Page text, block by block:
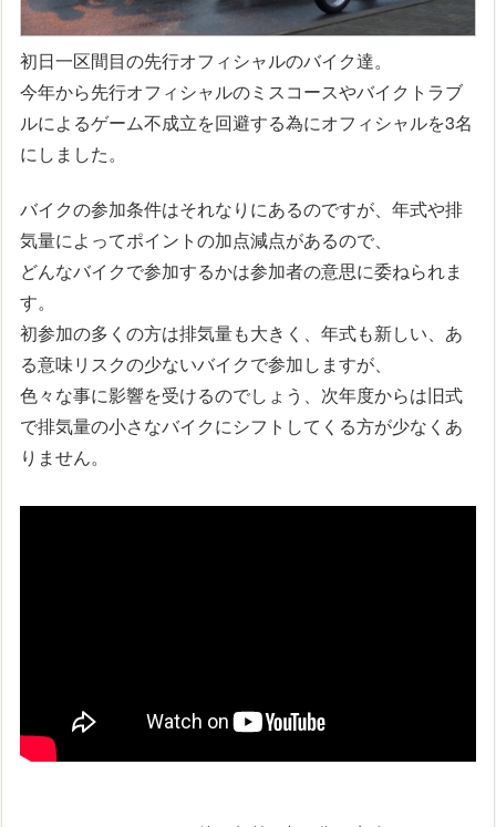
初日一区間目の先行オフィシャルのバイク達。
今年から先行オフィシャルのミスコースやバイクトラブ
ルによるゲーム不成立を回避する為にオフィシャルを3名
にしました。
バイクの参加条件はそれなりにあるのですが、年式や排
気量によってポイントの加点減点があるので、
どんなバイクで参加するかは参加者の意思に委ねられま
す。
初参加の多くの方は排気量も大きく、年式も新しい、あ
る意味リスクの少ないバイクで参加しますが、
色々な事に影響を受けるのでしょう、次年度からは旧式
で排気量の小さなバイクにシフトしてくる方が少なくあ
りません。